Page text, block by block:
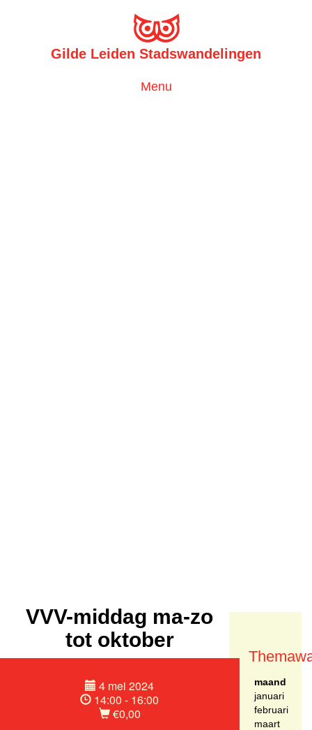
Gilde Leiden Stadswandelingen
Toggle
Menu
VVV-middag ma-zo
tot oktober
4 mei 2024
14:00 - 16:00
€0,00
maand
januari
februari
maart